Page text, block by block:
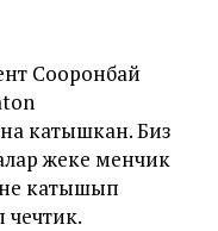
Сооронбай
катышкан. Биз
жеке менчик
катышып
чечтик.